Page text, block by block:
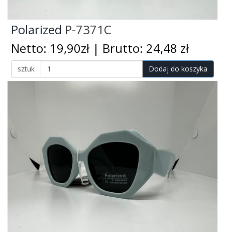
Polarized P-7371C
Netto: 19,90zł | Brutto: 24,48 zł
sztuk Dodaj do koszyka